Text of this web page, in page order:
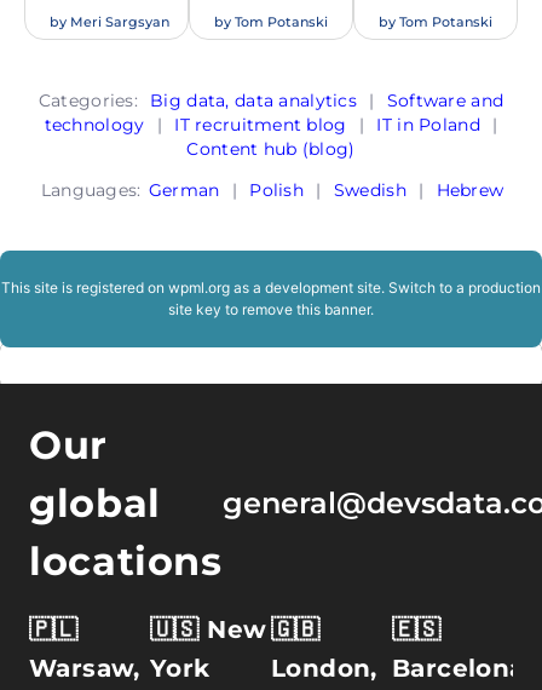
by Meri Sargsyan by Tom Potanski by Tom Potanski
Categories: Big data, data analytics |
Software and
technology
| IT recruitment blog | IT in Poland
|
Content hub (blog)
Languages: German | Polish | Swedish | Hebrew
This site is registered on wpml.org as a development site. Switch to a production
site key to remove this banner.
Our
global
locations
🇵🇱
Warsaw,
🇺🇸 New
York
🇬🇧
London,
🇪🇸
Barcelona,